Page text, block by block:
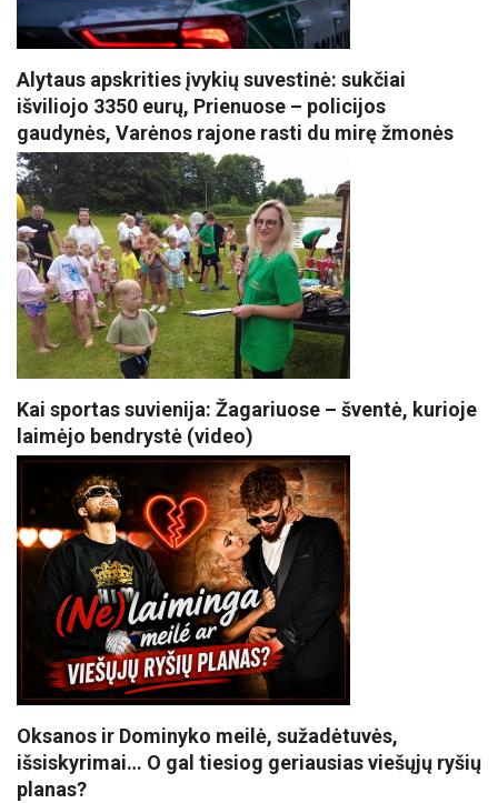
Alytaus apskrities įvykių suvestinė: sukčiai
išviliojo 3350 eurų, Prienuose – policijos
gaudynės, Varėnos rajone rasti du mirę žmonės
Kai sportas suvienija: Žagariuose – šventė, kurioje
laimėjo bendrystė (video)
Oksanos ir Dominyko meilė, sužadėtuvės,
išsiskyrimai… O gal tiesiog geriausias viešųjų ryšių
planas?